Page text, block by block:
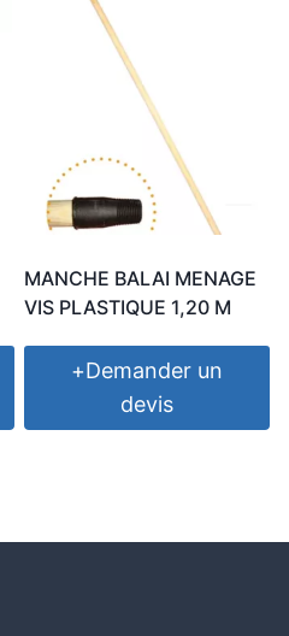
MANCHE BALAI MENAGE
VIS PLASTIQUE 1,20 M
+Demander un
devis